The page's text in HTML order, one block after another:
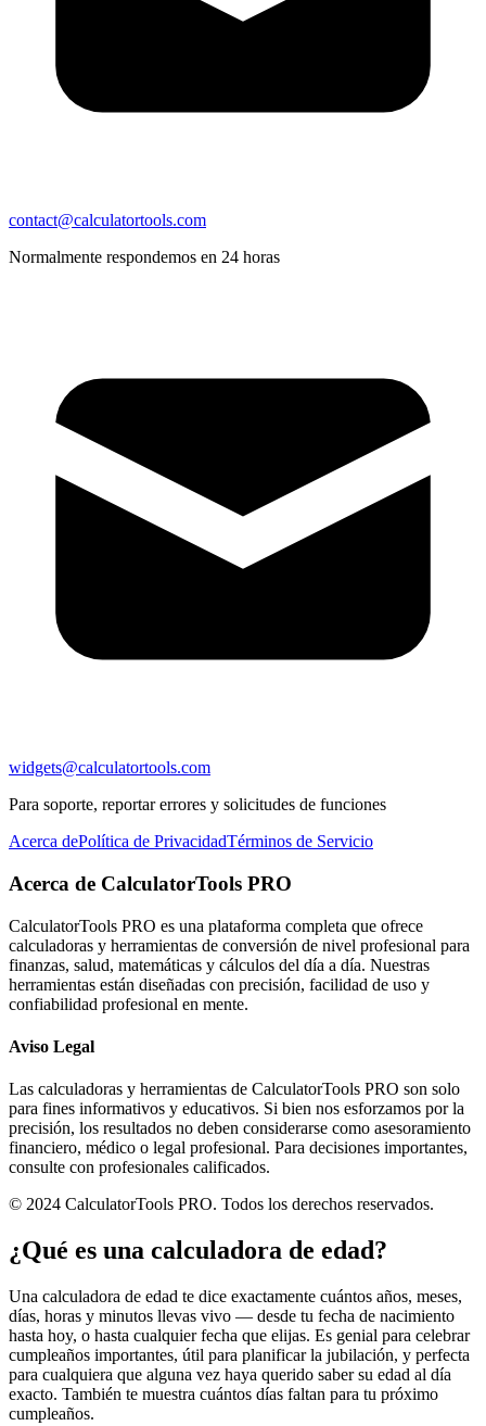
contact@calculatortools.com
Normalmente respondemos en 24 horas
widgets@calculatortools.com
Para soporte, reportar errores y solicitudes de funciones
Acerca dePolítica de PrivacidadTérminos de Servicio
Acerca de CalculatorTools PRO
CalculatorTools PRO es una plataforma completa que ofrece
calculadoras y herramientas de conversión de nivel profesional para
finanzas, salud, matemáticas y cálculos del día a día. Nuestras
herramientas están diseñadas con precisión, facilidad de uso y
confiabilidad profesional en mente.
Aviso Legal
Las calculadoras y herramientas de CalculatorTools PRO son solo
para fines informativos y educativos. Si bien nos esforzamos por la
precisión, los resultados no deben considerarse como asesoramiento
financiero, médico o legal profesional. Para decisiones importantes,
consulte con profesionales calificados.
© 2024 CalculatorTools PRO. Todos los derechos reservados.
¿Qué es una calculadora de edad?
Una calculadora de edad te dice exactamente cuántos años, meses,
días, horas y minutos llevas vivo — desde tu fecha de nacimiento
hasta hoy, o hasta cualquier fecha que elijas. Es genial para celebrar
cumpleaños importantes, útil para planificar la jubilación, y perfecta
para cualquiera que alguna vez haya querido saber su edad al día
exacto. También te muestra cuántos días faltan para tu próximo
cumpleaños.